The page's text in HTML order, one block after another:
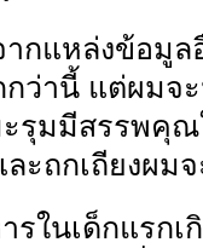
กแหล่งข้อมูล
ว่านี้ แต่ผมจ
รุมมีสรรพคุ
ละถกเถียงผ
ในเด็กแรกเ